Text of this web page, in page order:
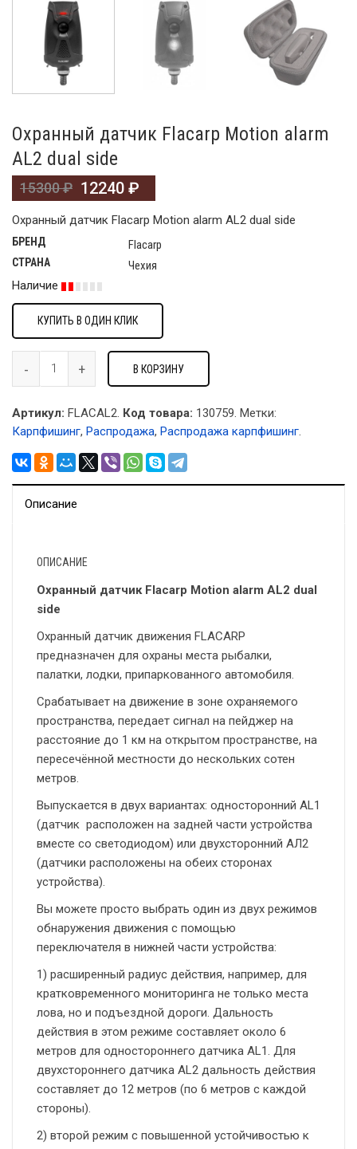
Охранный датчик Flacarp Motion alarm
AL2 dual side
15300₽ 12240 ₽
Охранный датчик Flacarp Motion alarm AL2 dual side
БРЕНД Flacarp
СТРАНА
Чехия
Наличие
КУПИТЬ В ОДИН КЛИК
В КОРЗИНУ
Артикул: FLACAL2. Код товара: 130759. Метки:
Карпфишинг, Распродажа, Распродажа карпфишинг.
Описание
ОПИСАНИЕ
Охранный датчик Flacarp Motion alarm AL2 dual
side
Охранный датчик движения FLACARP
предназначен для охраны места рыбалки,
палатки, лодки, припаркованного автомобиля.
Срабатывает на движение в зоне охраняемого
пространства, передает сигнал на пейджер на
расстояние до 1 км на открытом пространстве, на
пересечённой местности до нескольких сотен
метров.
Выпускается в двух вариантах: односторонний AL1
(датчик расположен на задней части устройства
вместе со светодиодом) или двухсторонний АЛ2
(датчики расположены на обеих сторонах
устройства).
Вы можете просто выбрать один из двух режимов
обнаружения движения с помощью
переключателя в нижней части устройства:
1) расширенный радиус действия, например, для
кратковременного мониторинга не только места
лова, но и подъездной дороги. Дальность
действия в этом режиме составляет около 6
метров для одностороннего датчика AL1. Для
двухстороннего датчика AL2 дальность действия
составляет до 12 метров (по 6 метров с каждой
стороны).
2) второй режим с повышенной устойчивостью к